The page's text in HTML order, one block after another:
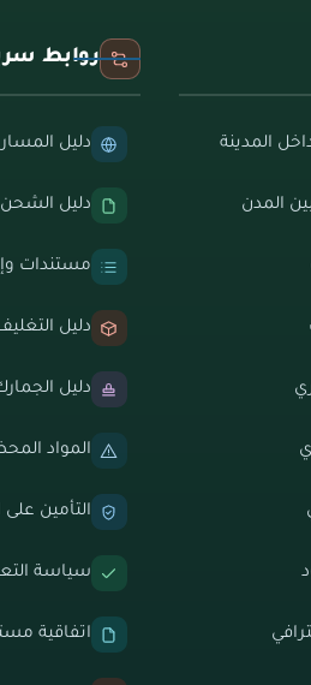
المدينة
المدن
روابط
دليل
دليل الشحن
مستندات
دليل
دليل
المواد
التأمين
سياسة
اتفاقية